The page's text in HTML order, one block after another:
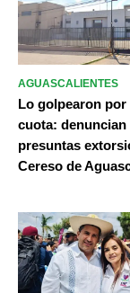
AGUASCALIENTES
Lo golpearon por
cuota: denuncian
presuntas
Cereso de